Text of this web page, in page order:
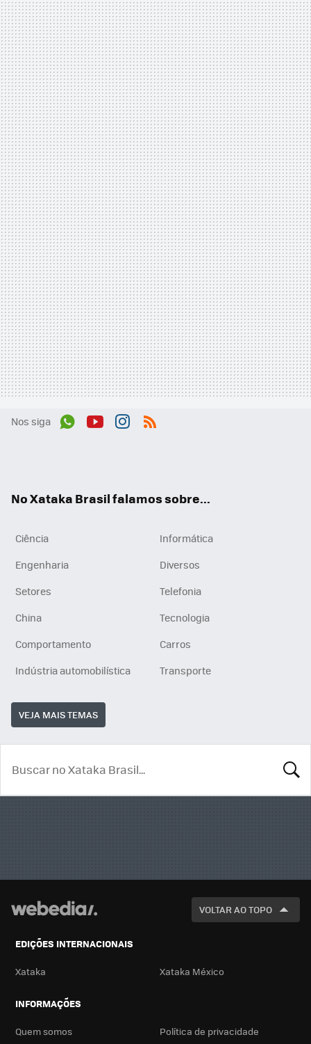
Nos siga
No Xataka Brasil falamos sobre...
Ciência
Informática
Engenharia
Diversos
Setores
Telefonia
China
Tecnologia
Comportamento
Carros
Indústria automobilística
Transporte
VEJA MAIS TEMAS
VOLTAR AO TOPO
EDIÇÕES INTERNACIONAIS
Xataka Xataka México
INFORMAÇÕES
Quem somos Política de privacidade